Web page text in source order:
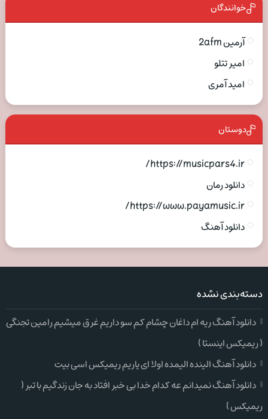
خوانندگان
آرمین 2afm
امیر تتلو
امید آمری
دوستان
https://musicpars4.ir/
دانلود رمان
https://www.payamusic.ir/
دانلود آهنگ
دسته‌بندی نشده
دانلود آهنگ ریه ام داغان چشام کم سو داریم غرق میشیم رامین تجنگی
( ریمیکس اینستا )
دانلود آهنگ الینده الیمده اولا ای یاریم ریمیکس اسی بیت
دانلود آهنگ نمیدانم عه کدام خدا بی خبر افتاد به جان زندگیم با تبر (
ریمیکس )